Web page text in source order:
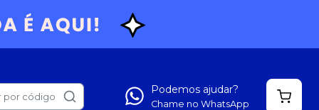
por código
Podemos ajudar?
Chame no WhatsApp